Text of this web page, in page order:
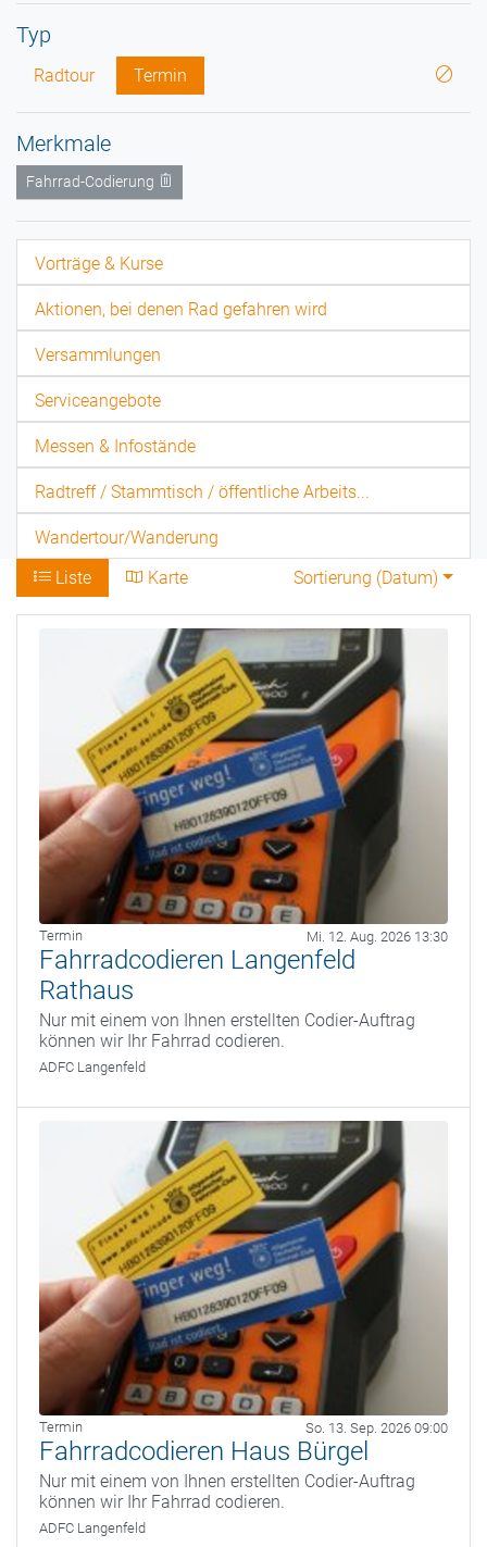
Typ
Radtour Termin
Merkmale
Fahrrad-Codierung
Vorträge & Kurse
Aktionen, bei denen Rad gefahren wird
Versammlungen
Serviceangebote
Messen & Infostände
Radtreff / Stammtisch / öffentliche Arbeits...
Wandertour/Wanderung
Liste
Karte Sortierung (Datum)
Termin Mi. 12. Aug. 2026 13:30
Fahrradcodieren Langenfeld
Rathaus
Nur mit einem von Ihnen erstellten Codier-Auftrag
können wir Ihr Fahrrad codieren.
ADFC Langenfeld
Termin So. 13. Sep. 2026 09:00
Fahrradcodieren Haus Bürgel
Nur mit einem von Ihnen erstellten Codier-Auftrag
können wir Ihr Fahrrad codieren.
ADFC Langenfeld